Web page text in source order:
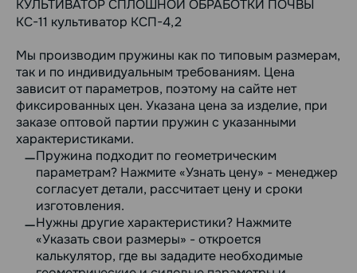
КУЛЬТИВАТОР СПЛОШНОЙ ОБРАБОТКИ ПОЧВЫ
КС-11 культиватор КСП-4,2
Мы производим пружины как по типовым размерам,
так и по индивидуальным требованиям. Цена
зависит от параметров, поэтому на сайте нет
фиксированных цен. Указана цена за изделие, при
заказе оптовой партии пружин с указанными
характеристиками.
Пружина подходит по геометрическим
параметрам? Нажмите «Узнать цену» - менеджер
согласует детали, рассчитает цену и сроки
изготовления.
Нужны другие характеристики? Нажмите
«Указать свои размеры» - откроется
калькулятор, где вы зададите необходимые